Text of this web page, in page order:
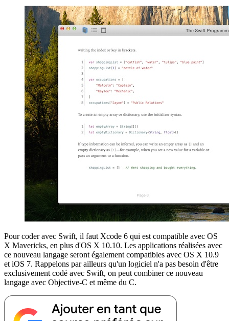
Pour coder avec Swift, il faut Xcode 6 qui est compatible avec OS
X Mavericks, en plus d'OS X 10.10. Les applications réalisées avec
ce nouveau langage seront également compatibles avec OS X 10.9
et iOS 7. Rappelons par ailleurs qu'un logiciel n'a pas besoin d'être
exclusivement codé avec Swift, on peut combiner ce nouveau
langage avec Objective-C et même du C.